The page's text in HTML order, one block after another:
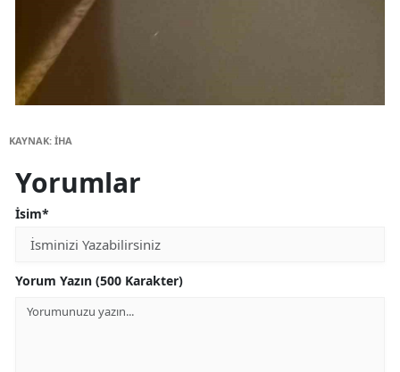
KAYNAK: İHA
Yorumlar
İsim*
Yorum Yazın (500 Karakter)